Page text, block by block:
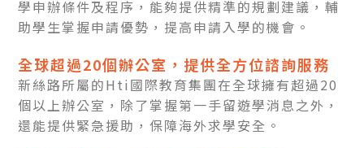
學申辦條件及程序，能夠提供精準的規劃建議，輔
助學生掌握申請優勢，提高申請入學的機會。
全球超過20個辦公室，提供全方位諮詢服務
新絲路所屬的Hti國際教育集團在全球擁有超過20
個以上辦公室，除了掌握第一手留遊學消息之外，
還能提供緊急援助，保障海外求學安全。